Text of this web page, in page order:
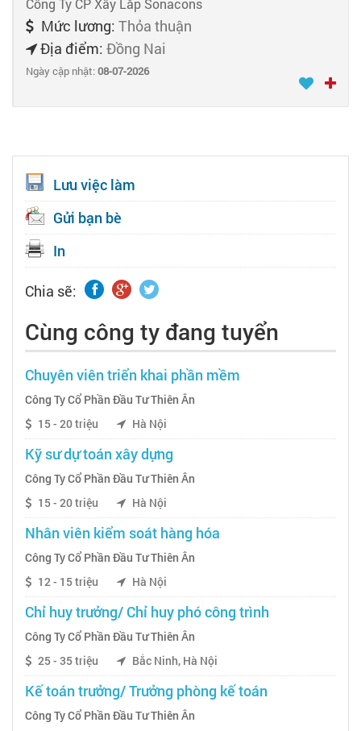
Mức lương: Thỏa thuận
Địa điểm: Đồng Nai
Ngày cập nhật:08-07-2026
Lưu việc làm
Gửi bạn bè
In
Chia sẽ:
Cùng công ty đang tuyển
Chuyên viên triển khai phần mềm
Công Ty Cổ Phần Đầu Tư Thiên Ân
15 - 20 triệu
Hà Nội
Kỹ sư dự toán xây dựng
Công Ty Cổ Phần Đầu Tư Thiên Ân
15 - 20 triệu
Hà Nội
Nhân viên kiểm soát hàng hóa
Công Ty Cổ Phần Đầu Tư Thiên Ân
12 - 15 triệu
Hà Nội
Chỉ huy trưởng/ Chỉ huy phó công trình
Công Ty Cổ Phần Đầu Tư Thiên Ân
25 - 35 triệu
Bắc Ninh, Hà Nội
Kế toán trưởng/ Trưởng phòng kế toán
Công Ty Cổ Phần Đầu Tư Thiên Ân